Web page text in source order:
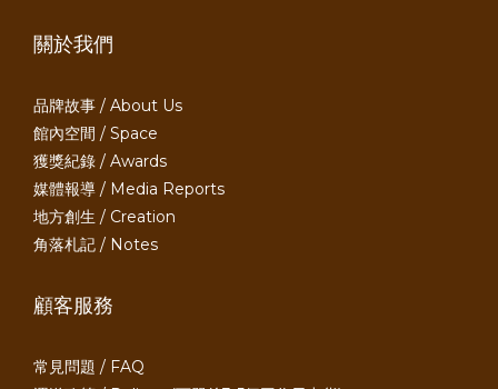
關於我們
品牌故事 / About Us
館內空間 / Space
獲獎紀錄 / Awards
媒體報導 / Media Reports
地方創生 / Creation
角落札記 / Notes
顧客服務
常見問題 / FAQ